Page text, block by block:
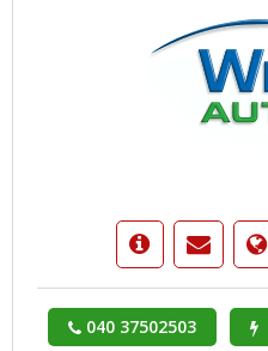
040 37502503